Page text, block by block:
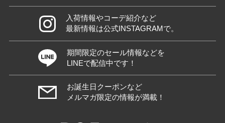
入荷情報やコーデ紹介など
最新情報は公式INSTAGRAMで。
期間限定のセール情報などを
LINEで配信中です！
お誕生日クーポンなど
メルマガ限定の情報が満載！